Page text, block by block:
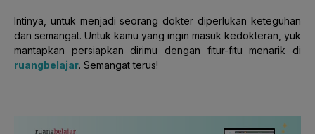
Intinya, untuk menjadi seorang dokter diperlukan keteguhan
dan semangat. Untuk kamu yang ingin masuk kedokteran, yuk
mantapkan persiapkan dirimu dengan fitur-fitu menarik di
ruangbelajar. Semangat terus!